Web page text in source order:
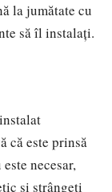
la jumătate cu
să îl instalați.
că este prinsă
necesar,
și strângeți